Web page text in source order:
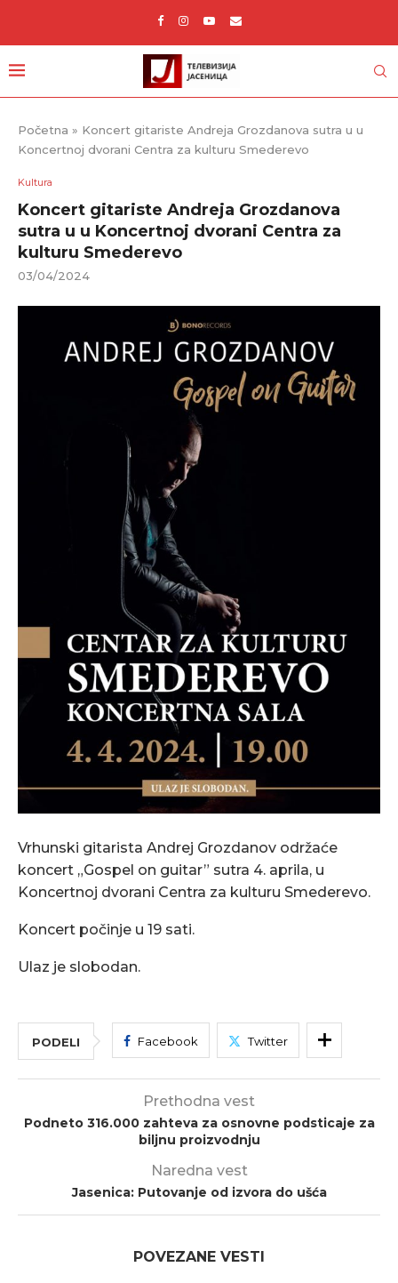
Početna » Koncert gitariste Andreja Grozdanova sutra u u
Koncertnoj dvorani Centra za kulturu Smederevo
Kultura
Koncert gitariste Andreja Grozdanova
sutra u u Koncertnoj dvorani Centra za
kulturu Smederevo
03/04/2024
Vrhunski gitarista Andrej Grozdanov održaće
koncert „Gospel on guitar” sutra 4. aprila, u
Koncertnoj dvorani Centra za kulturu Smederevo.
Koncert počinje u 19 sati.
Ulaz je slobodan.
PODELI Facebook Twitter
Prethodna vest
Podneto 316.000 zahteva za osnovne podsticaje za
biljnu proizvodnju
Naredna vest
Jasenica: Putovanje od izvora do ušća
POVEZANE VESTI